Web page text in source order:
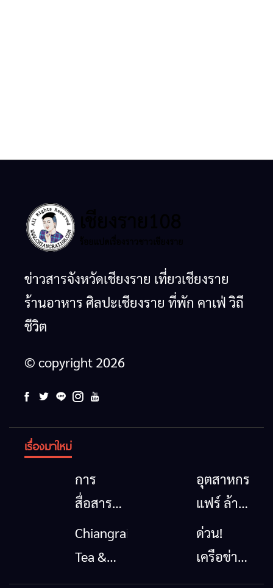
ข่าวสารจังหวัดเชียงราย เที่ยวเชียงราย
ร้านอาหาร ศิลปะเชียงราย ที่พัก คาเฟ่ วิถี
ชีวิต
© copyright 2026
เรื่องมาใหม่
การ
สื่อสาร
โทรคมนาคม
กรณีภัย
อุตสาหกรรม
แฟร์ ล้าน
นาตะวัน
ออก
Chiangrai
Tea &
Coffee
ด่วน!
เครือข่าย
ลุ่มน้ำกก